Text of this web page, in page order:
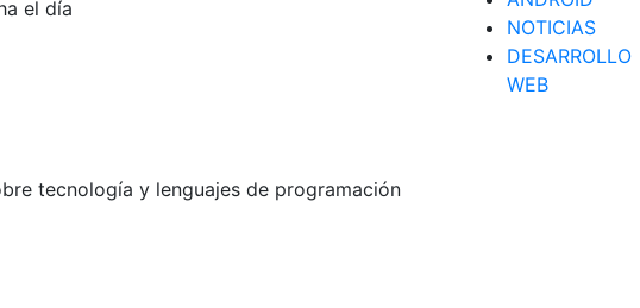
el día
NOTICIAS
DESARROLLO
WEB
tecnología y lenguajes de programación